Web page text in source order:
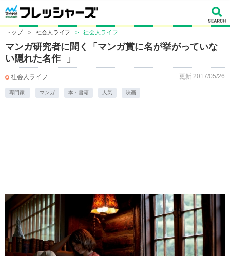
トップ > 社会人ライフ > 社会人ライフ
マンガ研究者に聞く「マンガ賞に名が挙がっていな
い隠れた名作 」
社会人ライフ 更新:2017/05/26
専門家. マンガ 本・書籍 人気 映画